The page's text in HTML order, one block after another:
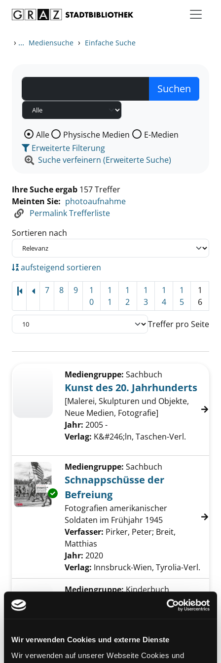
Wir verwenden Cookies und externe Dienste
Wir verwenden auf unserer Webseite Cookies und
› ... Mediensuche › Einfache Suche
Wählen Sie die Medienart nach der Sie suchen wollen.
Alle Physische Medien
E-Medien
Erweiterte Filterung
Suche verfeinern (Erweiterte Suche)
Ihre Suche ergab 157 Treffer
Meinten Sie: photoaufnahme
Permalink Trefferliste
Sortieren nach
aufsteigend sortieren
7 8 9
1
0
1
1
1
2
1
3
1
4
1
5
1
6
Treffer pro Seite
Zu den Suchfiltern springen
Mediengruppe: Sachbuch
Kunst des 20. Jahrhunderts
[Malerei, Skulpturen und Objekte,
Neue Medien, Fotografie]
Jahr: 2005 -
Verlag: K&#246;ln, Taschen-Verl.
Exemplar-Details von Schnappschüsse der
Mediengruppe: Sachbuch
Schnappschüsse der
Befreiung
Fotografien amerikanischer
Soldaten im Frühjahr 1945
Verfasser: Pirker, Peter; Breit,
Matthias
Jahr: 2020
Verlag: Innsbruck-Wien, Tyrolia-Verl.
Mediengruppe:Kinderbuch
Europas Wilde Wasser
Übergeordnetes Werk:
Wasserwerkstatt